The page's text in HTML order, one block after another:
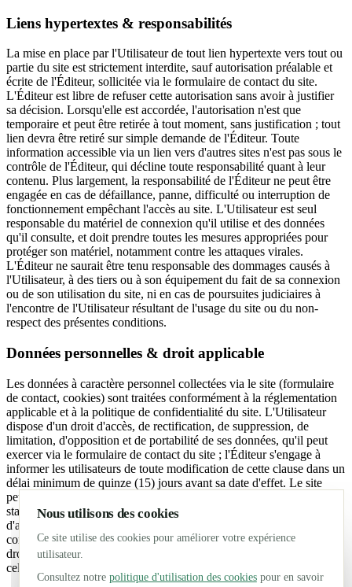
Liens hypertextes & responsabilités
La mise en place par l'Utilisateur de tout lien hypertexte vers tout ou
partie du site est strictement interdite, sauf autorisation préalable et
écrite de l'Éditeur, sollicitée via le formulaire de contact du site.
L'Éditeur est libre de refuser cette autorisation sans avoir à justifier
sa décision. Lorsqu'elle est accordée, l'autorisation n'est que
temporaire et peut être retirée à tout moment, sans justification ; tout
lien devra être retiré sur simple demande de l'Éditeur. Toute
information accessible via un lien vers d'autres sites n'est pas sous le
contrôle de l'Éditeur, qui décline toute responsabilité quant à leur
contenu. Plus largement, la responsabilité de l'Éditeur ne peut être
engagée en cas de défaillance, panne, difficulté ou interruption de
fonctionnement empêchant l'accès au site. L'Utilisateur est seul
responsable du matériel de connexion qu'il utilise et des données
qu'il consulte, et doit prendre toutes les mesures appropriées pour
protéger son matériel, notamment contre les attaques virales.
L'Éditeur ne saurait être tenu responsable des dommages causés à
l'Utilisateur, à des tiers ou à son équipement du fait de sa connexion
ou de son utilisation du site, ni en cas de poursuites judiciaires à
l'encontre de l'Utilisateur résultant de l'usage du site ou du non-
respect des présentes conditions.
Données personnelles & droit applicable
Les données à caractère personnel collectées via le site (formulaire
de contact, cookies) sont traitées conformément à la réglementation
applicable et à la politique de confidentialité du site. L'Utilisateur
dispose d'un droit d'accès, de rectification, de suppression, de
limitation, d'opposition et de portabilité de ses données, qu'il peut
exercer via le formulaire de contact du site ; l'Éditeur s'engage à
informer les utilisateurs de toute modification de cette clause dans un
délai minimum de quinze (15) jours avant sa date d'effet. Le site
peut par ailleurs collecter automatiquement des informations
standards (volume, type et configuration du trafic) à des fins
d'amélioration du service et de planification. Les présentes
conditions générales d'utilisation sont soumises à l'application du
droit français. À défaut de résolution amiable d'un éventuel litige,
celui-ci sera soumis à la compétence des tribunaux français.
Nous utilisons des cookies
Ce site utilise des cookies pour améliorer votre expérience
utilisateur.
Consultez notre politique d'utilisation des cookiespour en savoir